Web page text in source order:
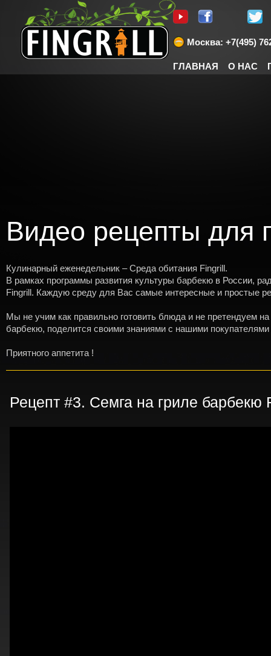
Москва: +7(495)
ГЛАВНАЯ О НАС
Видео рецепты для
Кулинарный еженедельник – Среда обитания Fingrill.
В рамках программы развития культуры барбекю в России,
Fingrill. Каждую среду для Вас самые интересные и простые
Мы не учим как правильно готовить блюда и не претендуем
барбекю, поделится своими знаниями с нашими
Приятного аппетита !
Рецепт #3. Семга на гриле барбекю